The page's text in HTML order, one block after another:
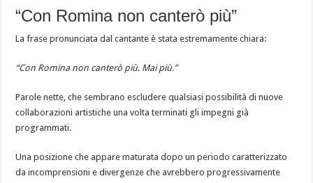
“Con Romina non canterò più”
La frase pronunciata dal cantante è stata estremamente chiara:
“Con Romina non canterò più. Mai più.”
Parole nette, che sembrano escludere qualsiasi possibilità di nuove
collaborazioni artistiche una volta terminati gli impegni già
programmati.
Una posizione che appare maturata dopo un periodo caratterizzato
da incomprensioni e divergenze che avrebbero progressivamente